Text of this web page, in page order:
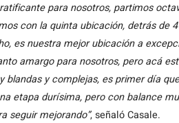
para nosotros, partimos
con la quinta ubicación, detrás de
es nuestra mejor ubicación a
amargo para nosotros, pero acá
blandas y complejas, es primer día
etapa durísima, pero con balance
seguir mejorando”, señaló Casale.